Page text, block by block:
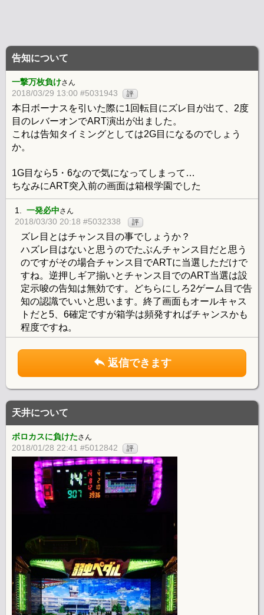
告知について
一撃万枚負けさん
2018/03/29 13:00 #5031943 評
本日ボーナスを引いた際に1回転目にズレ目が出て、2度
目のレバーオンでART演出が出ました。
これは告知タイミングとしては2G目になるのでしょう
か。
1G目なら5・6なので気になってしまって…
ちなみにART突入前の画面は箱根学園でした
1. 一発必中さん
2018/03/30 20:18 #5032338 評
ズレ目とはチャンス目の事でしょうか？
ハズレ目はないと思うのでたぶんチャンス目だと思う
のですがその場合チャンス目でARTに当選しただけで
すね。逆押しギア揃いとチャンス目でのART当選は設
定示唆の告知は無効です。どちらにしろ2ゲーム目で告
知の認識でいいと思います。終了画面もオールキャス
トだと5、6確定ですが箱学は頻発すればチャンスかも
程度ですね。
返信できます
天井について
ボロカスに負けたさん
2018/01/28 22:41 #5012842 評